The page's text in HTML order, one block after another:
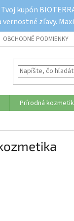
Tvoj kupón
zľavy.
OBCHODNÉ PODMIENKY
Prírodná